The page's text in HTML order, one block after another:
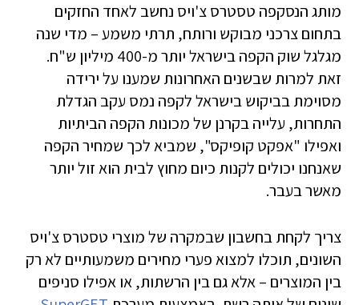
מותג הנסקפה טסטרס צ'ויס נחשב לאחד החזקים
בתחום צרכני מבוקש ורותח, תרתי משמע – מדי שנה
מגלגל שוק הקפה בישראל יותר מ-400 מיליון ש"ח.
זאת למרות שבשנים האחרונות שמענו על ירידה
מסוימת בביקוש בישראל לקפה נמס עקב הגדלת
התחרות, עלייה בקרנן של מכונות הקפה הביתיות
ואפילו "אפקט קופיקס", שמביא לכך שמחיר הקפה
שאנחנו יכולים לקנות כיום מחוץ לבית הוא זול יותר
מאשר בעבר.
צריך לקחת בחשבון שבמקרה של מוצרי טסטרס צ'ויס
השונים, תוכלו למצוא פערי מחירים משמעותיים לא רק
בין המוצרים – אלא גם בין הרשתות, או אפילו סניפים